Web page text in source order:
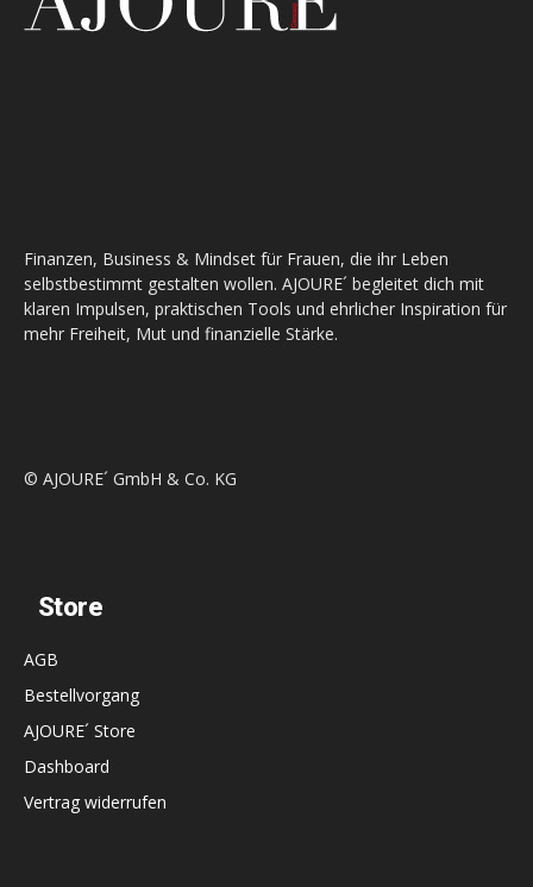
Finanzen, Business & Mindset für Frauen, die ihr Leben
selbstbestimmt gestalten wollen. AJOURE´ begleitet dich mit
klaren Impulsen, praktischen Tools und ehrlicher Inspiration für
mehr Freiheit, Mut und finanzielle Stärke.
© AJOURE´ GmbH & Co. KG
Store
AGB
Bestellvorgang
AJOURE´ Store
Dashboard
Vertrag widerrufen